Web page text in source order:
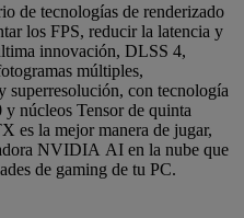
de tecnologías de renderizado
los FPS, reducir la latencia y
innovación, DLSS 4,
múltiples,
superresolución, con tecnología
núcleos Tensor de quinta
es la mejor manera de jugar,
NVIDIA AI en la nube que
de gaming de tu PC.